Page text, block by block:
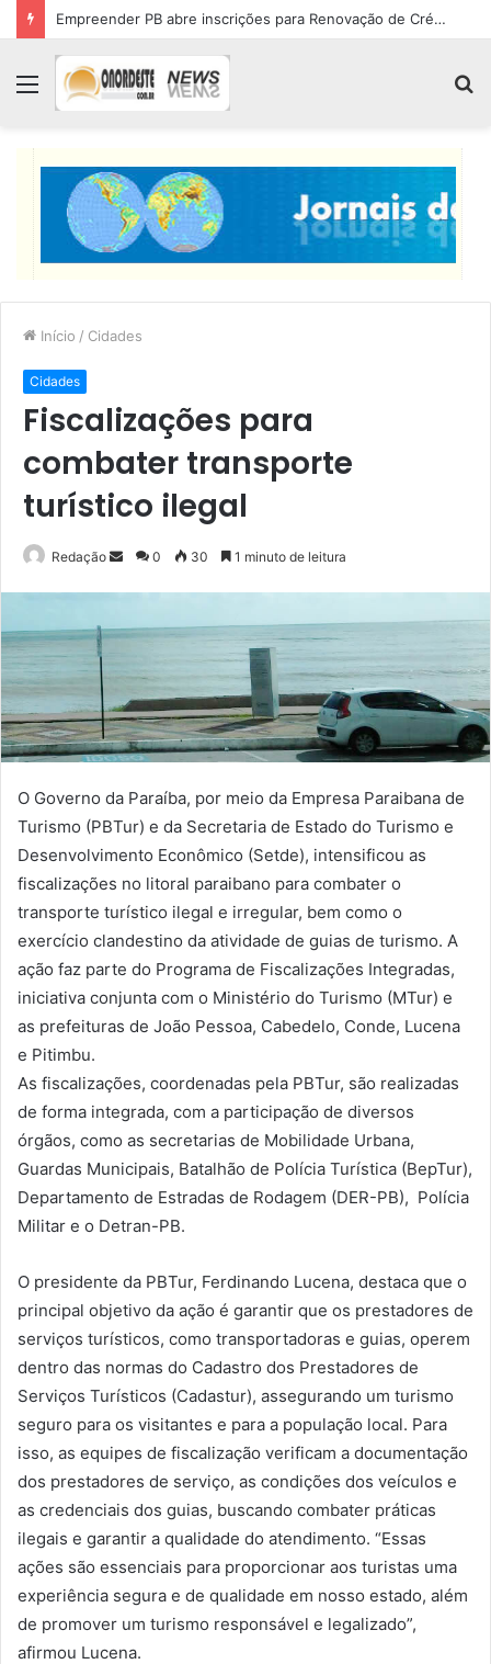
Empreender PB abre inscrições para Renovação de Crédito
Menu
Início / Cidades
Cidades
Fiscalizações para
combater transporte
turístico ilegal
Redação
Mande
mail
0 30 1 minuto de leitura
O Governo da Paraíba, por meio da Empresa Paraibana de
Turismo (PBTur) e da Secretaria de Estado do Turismo e
Desenvolvimento Econômico (Setde), intensificou as
fiscalizações no litoral paraibano para combater o
transporte turístico ilegal e irregular, bem como o
exercício clandestino da atividade de guias de turismo. A
ação faz parte do Programa de Fiscalizações Integradas,
iniciativa conjunta com o Ministério do Turismo (MTur) e
as prefeituras de João Pessoa, Cabedelo, Conde, Lucena
e Pitimbu.
As fiscalizações, coordenadas pela PBTur, são realizadas
de forma integrada, com a participação de diversos
órgãos, como as secretarias de Mobilidade Urbana,
Guardas Municipais, Batalhão de Polícia Turística (BepTur),
Departamento de Estradas de Rodagem (DER-PB), Polícia
Militar e o Detran-PB.
O presidente da PBTur, Ferdinando Lucena, destaca que o
principal objetivo da ação é garantir que os prestadores de
serviços turísticos, como transportadoras e guias, operem
dentro das normas do Cadastro dos Prestadores de
Serviços Turísticos (Cadastur), assegurando um turismo
seguro para os visitantes e para a população local. Para
isso, as equipes de fiscalização verificam a documentação
dos prestadores de serviço, as condições dos veículos e
as credenciais dos guias, buscando combater práticas
ilegais e garantir a qualidade do atendimento. “Essas
ações são essenciais para proporcionar aos turistas uma
experiência segura e de qualidade em nosso estado, além
de promover um turismo responsável e legalizado”,
afirmou Lucena.